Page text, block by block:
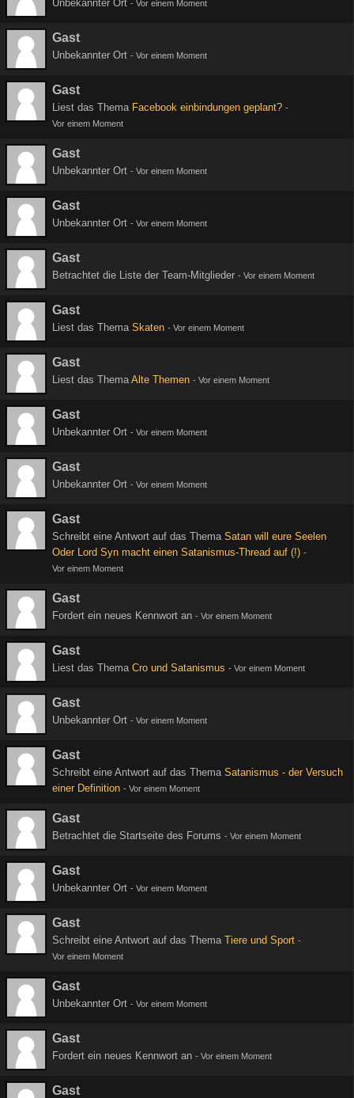
Unbekannter Ort - Vor einem Moment
Gast
Unbekannter Ort - Vor einem Moment
Gast
Liest das Thema Facebook einbindungen geplant? -
Vor einem Moment
Gast
Unbekannter Ort - Vor einem Moment
Gast
Unbekannter Ort - Vor einem Moment
Gast
Betrachtet die Liste der Team-Mitglieder - Vor einem Moment
Gast
Liest das Thema Skaten - Vor einem Moment
Gast
Liest das ThemaAlte Themen - Vor einem Moment
Gast
Unbekannter Ort - Vor einem Moment
Gast
Unbekannter Ort - Vor einem Moment
Gast
Schreibt eine Antwort auf das Thema Satan will eure Seelen
Oder Lord Syn macht einen Satanismus-Thread auf (!) -
Vor einem Moment
Gast
Fordert ein neues Kennwort an - Vor einem Moment
Gast
Liest das Thema Cro und Satanismus - Vor einem Moment
Gast
Unbekannter Ort - Vor einem Moment
Gast
Schreibt eine Antwort auf das Thema Satanismus - der Versuch
einer Definition - Vor einem Moment
Gast
Betrachtet die Startseite des Forums - Vor einem Moment
Gast
Unbekannter Ort - Vor einem Moment
Gast
Schreibt eine Antwort auf das Thema Tiere und Sport -
Vor einem Moment
Gast
Unbekannter Ort - Vor einem Moment
Gast
Fordert ein neues Kennwort an - Vor einem Moment
Gast